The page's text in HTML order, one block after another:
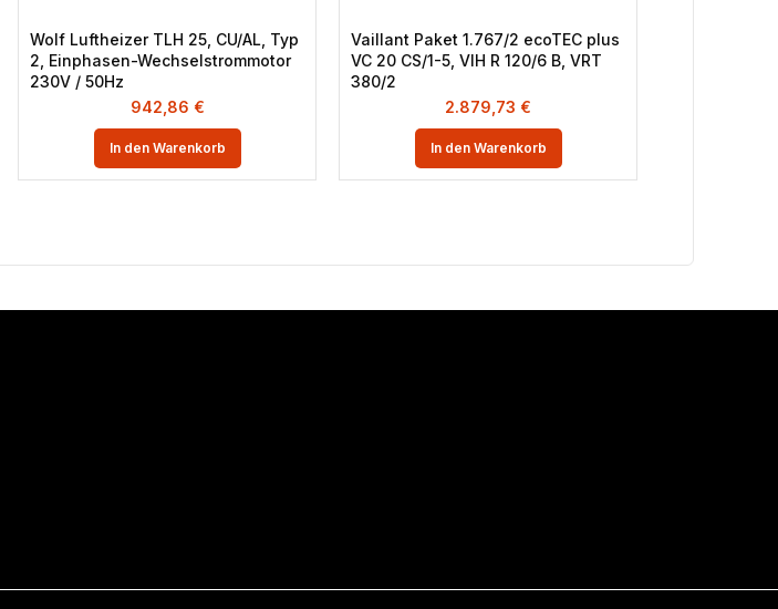
Wolf Luftheizer TLH 25, CU/AL, Typ
2, Einphasen-Wechselstrommotor
230V / 50Hz
942,86 €
In den Warenkorb
Vaillant Paket 1.767/2 ecoTEC plus
VC 20 CS/1-5, VIH R 120/6 B, VRT
380/2
2.879,73 €
In den Warenkorb